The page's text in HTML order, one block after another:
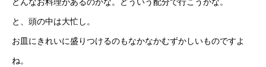
と、頭の中は大忙し。
お皿にきれいに盛りつけるのもなかなかむずかしいものですよ
ね。